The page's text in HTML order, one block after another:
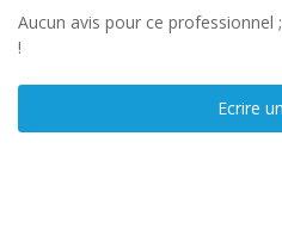
Aucun avis pour ce professionnel
!
Ecrire